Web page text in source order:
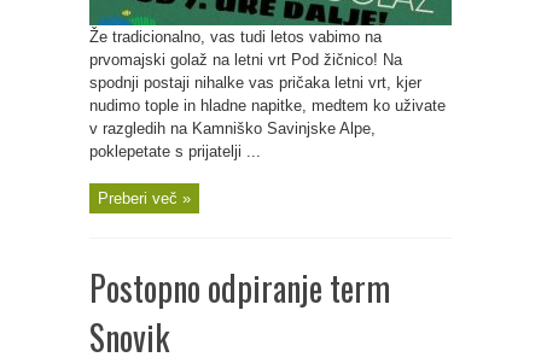
Že tradicionalno, vas tudi letos vabimo na
prvomajski golaž na letni vrt Pod žičnico! Na
spodnji postaji nihalke vas pričaka letni vrt, kjer
nudimo tople in hladne napitke, medtem ko uživate
v razgledih na Kamniško Savinjske Alpe,
poklepetate s prijatelji ...
Preberi več »
Postopno odpiranje term
Snovik